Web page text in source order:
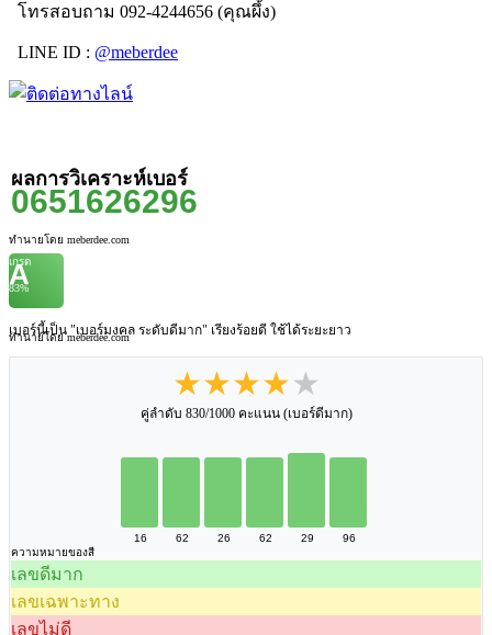
โทรสอบถาม 092-4244656 (คุณผึ้ง)
LINE ID : @meberdee
ผลการวิเคราะห์เบอร์
0651626296
ทำนายโดย meberdee.com
เกรด
A
83%
เบอร์นี้เป็น "เบอร์มงคล ระดับดีมาก" เรียงร้อยดี ใช้ได้ระยะยาว
ทำนายโดย meberdee.com
★★★★★
คู่ลำดับ 830/1000 คะแนน (เบอร์ดีมาก)
16 62 26 62 29
96
ความหมายของสี
เลขดีมาก
เลขเฉพาะทาง
เลขไม่ดี